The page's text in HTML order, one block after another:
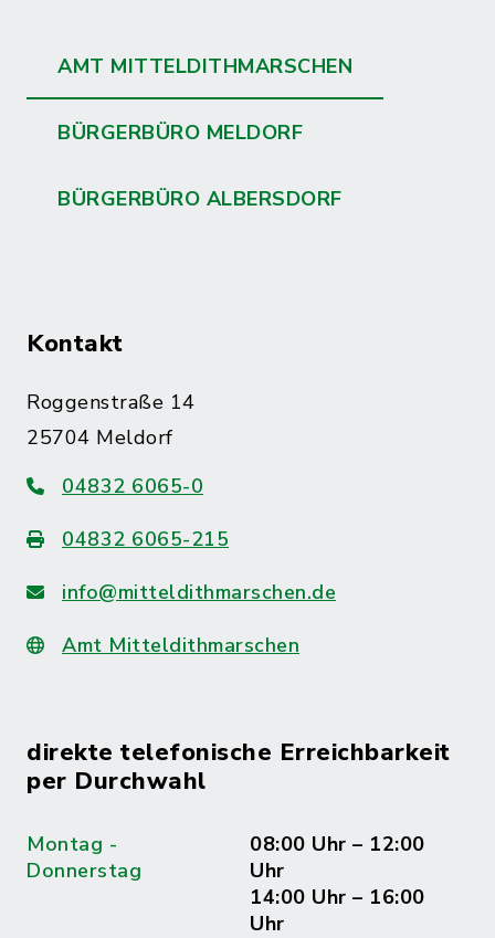
AMT MITTELDITHMARSCHEN
BÜRGERBÜRO MELDORF
BÜRGERBÜRO ALBERSDORF
Kontakt
Roggenstraße 14
25704 Meldorf
04832 6065-0
04832 6065-215
info@mitteldithmarschen.de
Amt Mitteldithmarschen
direkte telefonische Erreichbarkeit
per Durchwahl
Montag -
Donnerstag
08:00 Uhr – 12:00
Uhr
14:00 Uhr – 16:00
Uhr